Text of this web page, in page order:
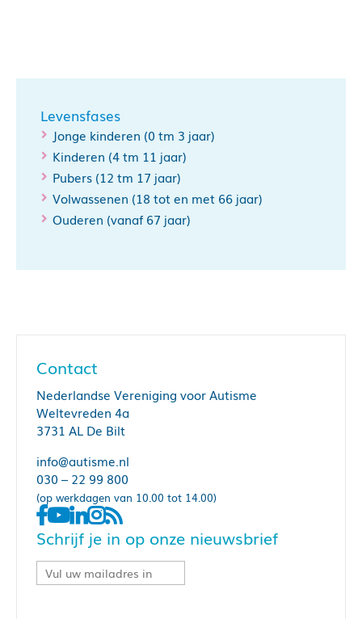
Levensfases
Jonge kinderen (0 tm 3 jaar)
Kinderen (4 tm 11 jaar)
Pubers (12 tm 17 jaar)
Volwassenen (18 tot en met 66 jaar)
Ouderen (vanaf 67 jaar)
Contact
Nederlandse Vereniging voor Autisme
Weltevreden 4a
3731 AL De Bilt
info@autisme.nl
030 – 22 99 800
(op werkdagen van 10.00 tot 14.00)
Schrijf je in op onze nieuwsbrief